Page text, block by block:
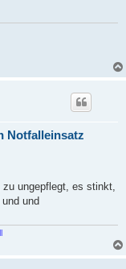
Notfalleinsatz
ungepflegt, es stinkt,
und